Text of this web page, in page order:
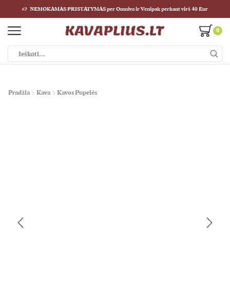
NEMOKAMAS PRISTATYMAS per Omniva ir Venipak perkant virš 40 Eur
0
Pradžia Kava Kavos Pupelės